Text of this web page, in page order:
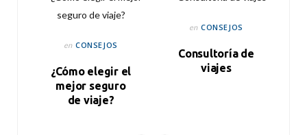
en CONSEJOS
¿Cómo elegir el
mejor seguro
de viaje?
en CONSEJOS
Consultoría de
viajes